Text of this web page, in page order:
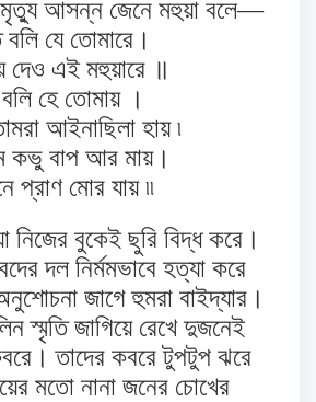
মৃত্যু আসন্ন জেনে মহুয়া বলে—
যে তোমারে।
দেও এই মহুয়ারে ॥
হে তোমায় ।
আইনাছিলা হায় ৷
কভু বাপ আর মায়।
প্রাণ মোর যায় ৷৷
নিজের বুকেই ছুরি বিদ্ধ করে।
দল নির্মমভাবে হত্যা করে
জাগে হুমরা বাইদ্যার।
স্মৃতি জাগিয়ে রেখে দুজনেই
তাদের কবরে টুপটুপ ঝরে
মতো নানা জনের চোখের